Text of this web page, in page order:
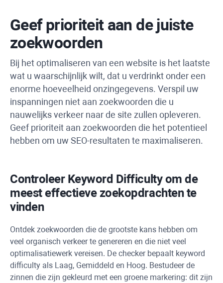
Geef prioriteit aan de juiste
zoekwoorden
Bij het optimaliseren van een website is het laatste
wat u waarschijnlijk wilt, dat u verdrinkt onder een
enorme hoeveelheid onzingegevens. Verspil uw
inspanningen niet aan zoekwoorden die u
nauwelijks verkeer naar de site zullen opleveren.
Geef prioriteit aan zoekwoorden die het potentieel
hebben om uw SEO-resultaten te maximaliseren.
Controleer Keyword Difficultyom de
meest effectieve zoekopdrachten te
vinden
Ontdek zoekwoorden die de grootste kans hebben om
veel organisch verkeer te genereren en die niet veel
optimalisatiewerk vereisen. De checker bepaalt keyword
difficulty als Laag, Gemiddeld en Hoog. Bestudeer de
zinnen die zijn gekleurd met een groene markering: dit zijn